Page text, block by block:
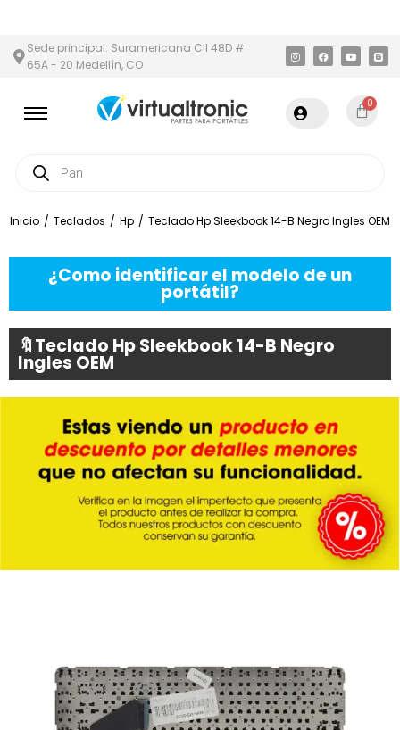
Sede principal: Suramericana Cll 48D #
65A - 20 Medellín, CO
0
Inicio / Teclados / Hp / Teclado Hp Sleekbook 14-B Negro Ingles OEM
¿Como identificar el modelo de un
portátil?
🔖Teclado Hp Sleekbook 14-B Negro
Ingles OEM